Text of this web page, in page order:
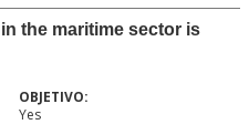
the maritime sector is
Yes